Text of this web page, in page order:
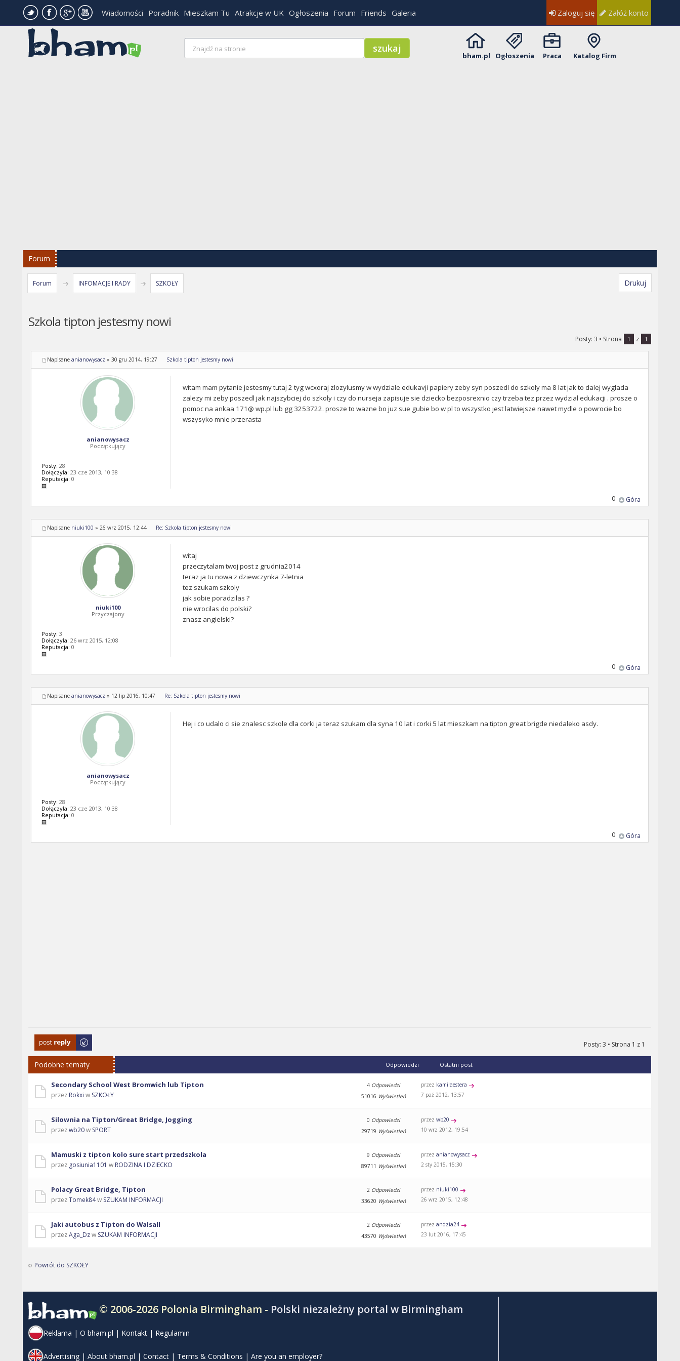
Wiadomości Poradnik Mieszkam Tu Atrakcje w UK Ogłoszenia Forum Friends Galeria Zaloguj się Załóż konto
bham.pl Ogłoszenia Praca Katalog Firm
Forum
Forum INFOMACJE I RADY SZKOŁY Drukuj
Szkola tipton jestesmy nowi
Posty: 3 • Strona 1 z 1
Napisane anianowysacz » 30 gru 2014, 19:27 Szkola tipton jestesmy nowi
witam mam pytanie jestesmy tutaj 2 tyg wcxoraj zlozylusmy w wydziale edukavji papiery zeby syn poszedl do szkoly ma 8 lat jak to dalej wyglada
zalezy mi zeby poszedl jak najszybciej do szkoly i czy do nurseja zapisuje sie dziecko bezposrexnio czy trzeba tez przez wydzial edukacji . prosze o
pomoc na ankaa 171@ wp.pl lub gg 3253722. prosze to wazne bo juz sue gubie bo w pl to wszystko jest latwiejsze nawet mydle o powrocie bo
wszysyko mnie przerasta
anianowysacz
Początkujący
Posty: 28
Dołączyła: 23 cze 2013, 10:38
Reputacja: 0
Góra
0
Napisane niuki100 » 26 wrz 2015, 12:44 Re: Szkola tipton jestesmy nowi
witaj
przeczytalam twoj post z grudnia2014
teraz ja tu nowa z dziewczynka 7-letnia
tez szukam szkoly
jak sobie poradzilas ?
nie wrocilas do polski?
znasz angielski?
niuki100
Przyczajony
Posty: 3
Dołączyła: 26 wrz 2015, 12:08
Reputacja: 0
Góra
0
Napisane anianowysacz » 12 lip 2016, 10:47 Re: Szkola tipton jestesmy nowi
Hej i co udalo ci sie znalesc szkole dla corki ja teraz szukam dla syna 10 lat i corki 5 lat mieszkam na tipton great brigde niedaleko asdy.
anianowysacz
Początkujący
Posty: 28
Dołączyła: 23 cze 2013, 10:38
Reputacja: 0
Góra
0
Odpowiedz
Posty: 3 • Strona 1 z 1
Podobne tematy Odpowiedzi Ostatni post
Secondary School West Bromwich lub Tipton
przez Rokxi w SZKOŁY
4 Odpowiedzi
51016 Wyświetleń
przez kamilaestera
7 paź 2012, 13:57
Silownia na Tipton/Great Bridge, Jogging
przezwb20w SPORT
0 Odpowiedzi
29719 Wyświetleń
przezwb20
10 wrz 2012, 19:54
Mamuski z tipton kolo sure start przedszkola
przez gosiunia1101 w RODZINA I DZIECKO
9 Odpowiedzi
89711 Wyświetleń
przezanianowysacz
2 sty 2015, 15:30
Polacy Great Bridge, Tipton
przezTomek84w SZUKAM INFORMACJI
2 Odpowiedzi
33620 Wyświetleń
przez niuki100
26 wrz 2015, 12:48
Jaki autobus z Tipton do Walsall
przezAga_Dzw SZUKAM INFORMACJI
2 Odpowiedzi
43570 Wyświetleń
przezandzia24
23 lut 2016, 17:45
Powrót do SZKOŁY
© 2006-2026 Polonia Birmingham - Polski niezależny portal w Birmingham
Reklama | O bham.pl | Kontakt | Regulamin
Advertising | About bham.pl | Contact | Terms & Conditions | Are you an employer?